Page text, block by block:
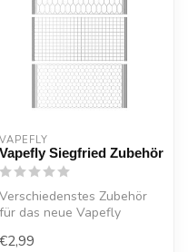
VAPEFLY
Vapefly Siegfried Zubehör
Verschiedenstes Zubehör
für das neue Vapefly
€2,99